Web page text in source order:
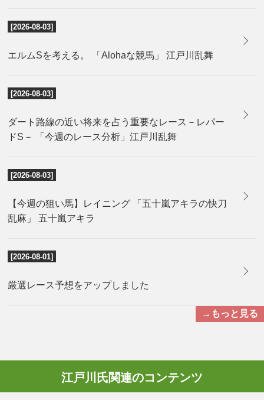
[2026-08-03]
エルムSを考える。 「Alohaな競馬」 江戸川乱舞
[2026-08-03]
ダート路線の近い将来を占う重要なレース－レパー
ドS－ 「今週のレース分析」江戸川乱舞
[2026-08-03]
【今週の狙い馬】レイニング 「五十嵐アキラの快刀
乱麻」 五十嵐アキラ
[2026-08-01]
厳選レース予想をアップしました
→もっと見る
江戸川氏関連のコンテンツ